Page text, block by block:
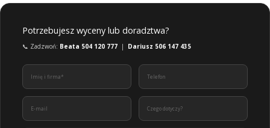
Potrzebujesz wyceny lub doradztwa?
📞 Zadzwoń: Beata 504 120 777 | Dariusz 506 147 435